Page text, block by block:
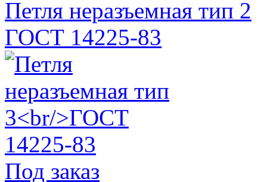
Петля неразъемная тип 2
ГОСТ 14225-83
Под заказ